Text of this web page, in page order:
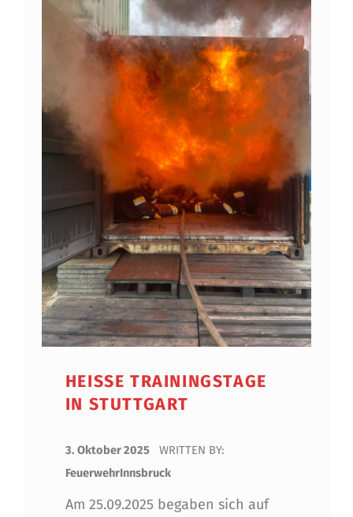
HEISSE TRAININGSTAGE I
N STUTTGART
3. Oktober 2025
WRITTEN BY:
FeuerwehrInnsbruck
Am 25.09.2025 begaben sich auf